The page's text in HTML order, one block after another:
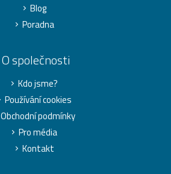
Blog
Poradna
O společnosti
Kdo jsme?
Používání cookies
Obchodní podmínky
Pro média
Kontakt